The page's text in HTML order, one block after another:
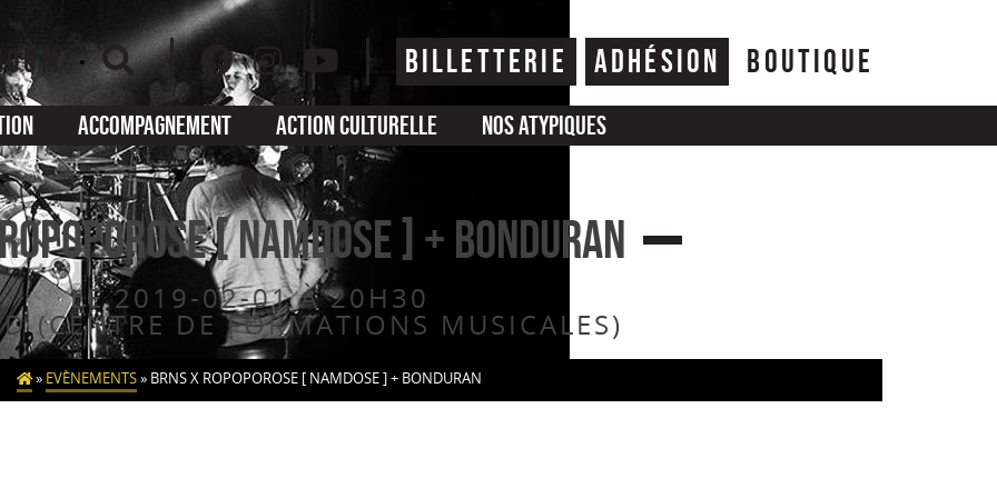
BILLETTERIE ADHÉSION BOUTIQUE
Accompagnement Action culturelle Nos atypiques
[ NAMDOSE ] + BONDURAN
LE 2019-02-01 À 20H30
(CENTRE DE FORMATIONS MUSICALES)
» EVÈNEMENTS» BRNS X ROPOPOROSE [ NAMDOSE ] + BONDURAN